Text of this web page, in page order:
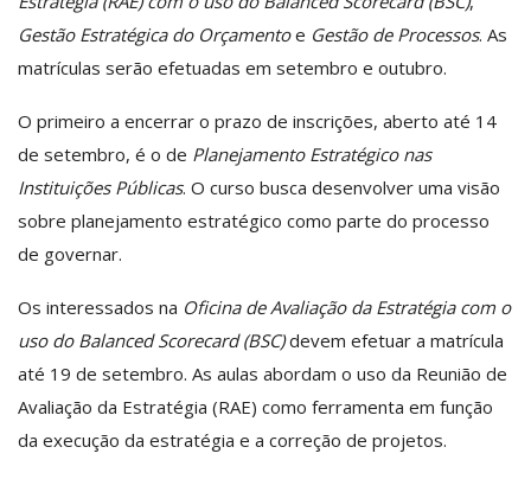
Gestão Estratégica do Orçamentoe Gestão de Processos. As
matrículas serão efetuadas em setembro e outubro.
O primeiro a encerrar o prazo de inscrições, aberto até 14
de setembro, é o de Planejamento Estratégico nas
Instituições Públicas. O curso busca desenvolver uma visão
sobre planejamento estratégico como parte do processo
de governar.
Os interessados na Oficina de Avaliação da Estratégia com o
uso do Balanced Scorecard (BSC)devem efetuar a matrícula
até 19 de setembro. As aulas abordam o uso da Reunião de
Avaliação da Estratégia (RAE) como ferramenta em função
da execução da estratégia e a correção de projetos.